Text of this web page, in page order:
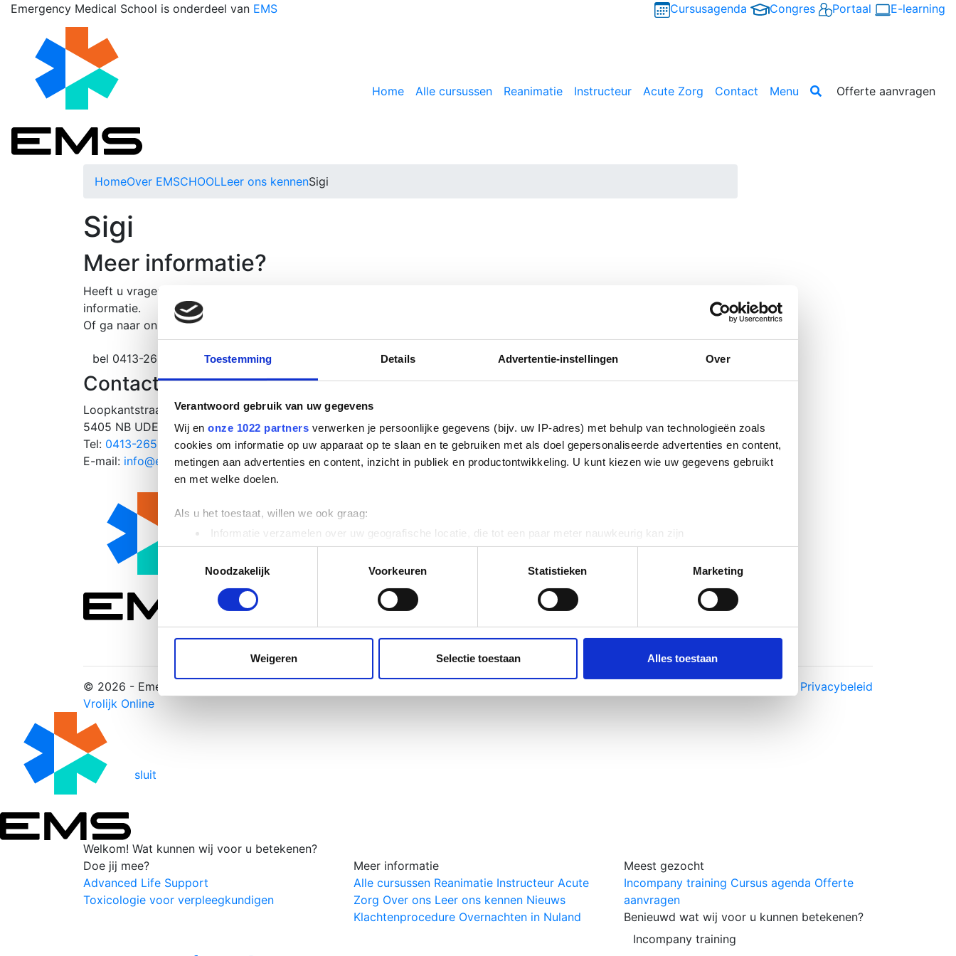
Toestemming Details Advertentie-instellingen Over
Verantwoord gebruik van uw gegevens
Wij en onze 1022 partners verwerken je persoonlijke gegevens (bijv. uw IP-adres) met behulp van technologieën zoals
cookies om informatie op uw apparaat op te slaan en te gebruiken met als doel gepersonaliseerde advertenties en content,
metingen aan advertenties en content, inzicht in publiek en productontwikkeling. U kunt kiezen wie uw gegevens gebruikt
en met welke doelen.
Als u het toestaat, willen we ook graag:
Informatie verzamelen over uw geografische locatie, die tot een paar meter nauwkeurig kan zijn
Uw apparaat identificeren door het actief te scannen op specifieke eigenschappen (fingerprinting)
Lees meer over hoe uw persoonlijke gegevens worden verwerkt en stel uw voorkeuren in het
detailgedeeltein. U kunt uw
toestemming op elk moment wijzigen of intrekken in de Cookieverklaring.
websiteverkeer te analyseren. Ook delen we informatie over uw gebruik van onze site met onze partners voor social
media, adverteren en analyse. Deze partners kunnen deze gegevens combineren met andere informatie die u aan ze heeft
Noodzakelijk
Voorkeuren Statistieken Marketing
Weigeren Selectie toestaan Alles toestaan
Emergency Medical School is onderdeel van EMS Cursusagenda Congres Portaal E-learning
Home Alle cursussen Reanimatie Instructeur Acute Zorg Contact Menu Offerte aanvragen
HomeOver EMSCHOOLLeer ons kennenSigi
Sigi
Meer informatie?
Heeft u vragen of wilt u de mogelijkheden bespreken? Neem contact met ons op voor meer
informatie.
Of ga naar onze contactpagina en vul ons formulier in.
bel 0413-265115 info@emschool.nl Vraag offerte aan
Contact informatie
Loopkantstraat 2-E
5405 NB UDEN
Tel: 0413-265115
E-mail: info@emschool.nl
Directe links
Alle cursussen
Cursus agenda
Algemene voorwaarden
Meer informatie
Incompany training
volg ons
Linkedin
X
Instagram
© 2026 - Emergency Medical School |
Vrolijk Online
Privacybeleid
sluit
Welkom! Wat kunnen wij voor u betekenen?
Doe jij mee?
Advanced Life Support
Toxicologie voor verpleegkundigen
Meer informatie
Alle cursussen Reanimatie Instructeur Acute
Zorg Over ons Leer ons kennen Nieuws
Klachtenprocedure Overnachten in Nuland
Meest gezocht
Incompany training Cursus agenda Offerte
aanvragen
Benieuwd wat wij voor u kunnen betekenen?
Incompany training